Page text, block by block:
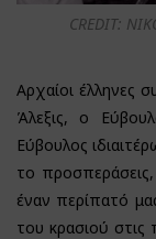
CREDIT:
Αρχαίοι έλληνες
Άλεξις, ο
Εύβουλος
το προσπεράσεις,
έναν περίπατό
του κρασιού